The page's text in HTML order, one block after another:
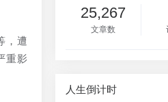
，遭
重影
25,267
文章数
人生倒计时